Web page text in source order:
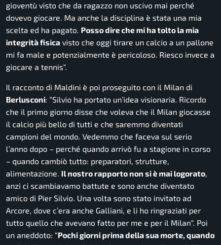
gioventù visto che da ragazzo non uscivo mai perché
dovevo giocare. Ma anche la disciplina è stata una mia
scelta ed ha pagato. Posso dire che mi ha tolto la mia
integrità fisica visto che oggi tirare un calcio a un pallone
mi fa male e potenzialmente è pericoloso. Riesco invece a
giocare a tennis“.
Il racconto di Maldini è poi proseguito con il Milan di
Berlusconi: “Silvio ha portato un’idea visionaria. Ricordo
che il primo giorno disse che voleva che il Milan giocasse
il calcio più bello di tutti e che saremmo diventati
campioni del mondo. Vedemmo che faceva sul serio
l’anno dopo – perché quando arrivò fu a stagione in corso
– quando cambiò tutto: preparatori, strutture,
alimentazione. Il nostro rapporto non si è mai logorato,
anzi ci scambiavamo battute e sono anche diventato
amico di Pier Silvio. Una volta sono stato invitato ad
Arcore, dove c’era anche Galliani, e li ho ringraziati per
tutto quello che avevano fatto per me e per il Milan“. Poi
un aneddoto: “Pochi giorni prima della sua morte, quando